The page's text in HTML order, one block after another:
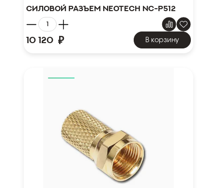
Силовой разъем NEOTECH NC-P512
10 120 ₽ В корзину